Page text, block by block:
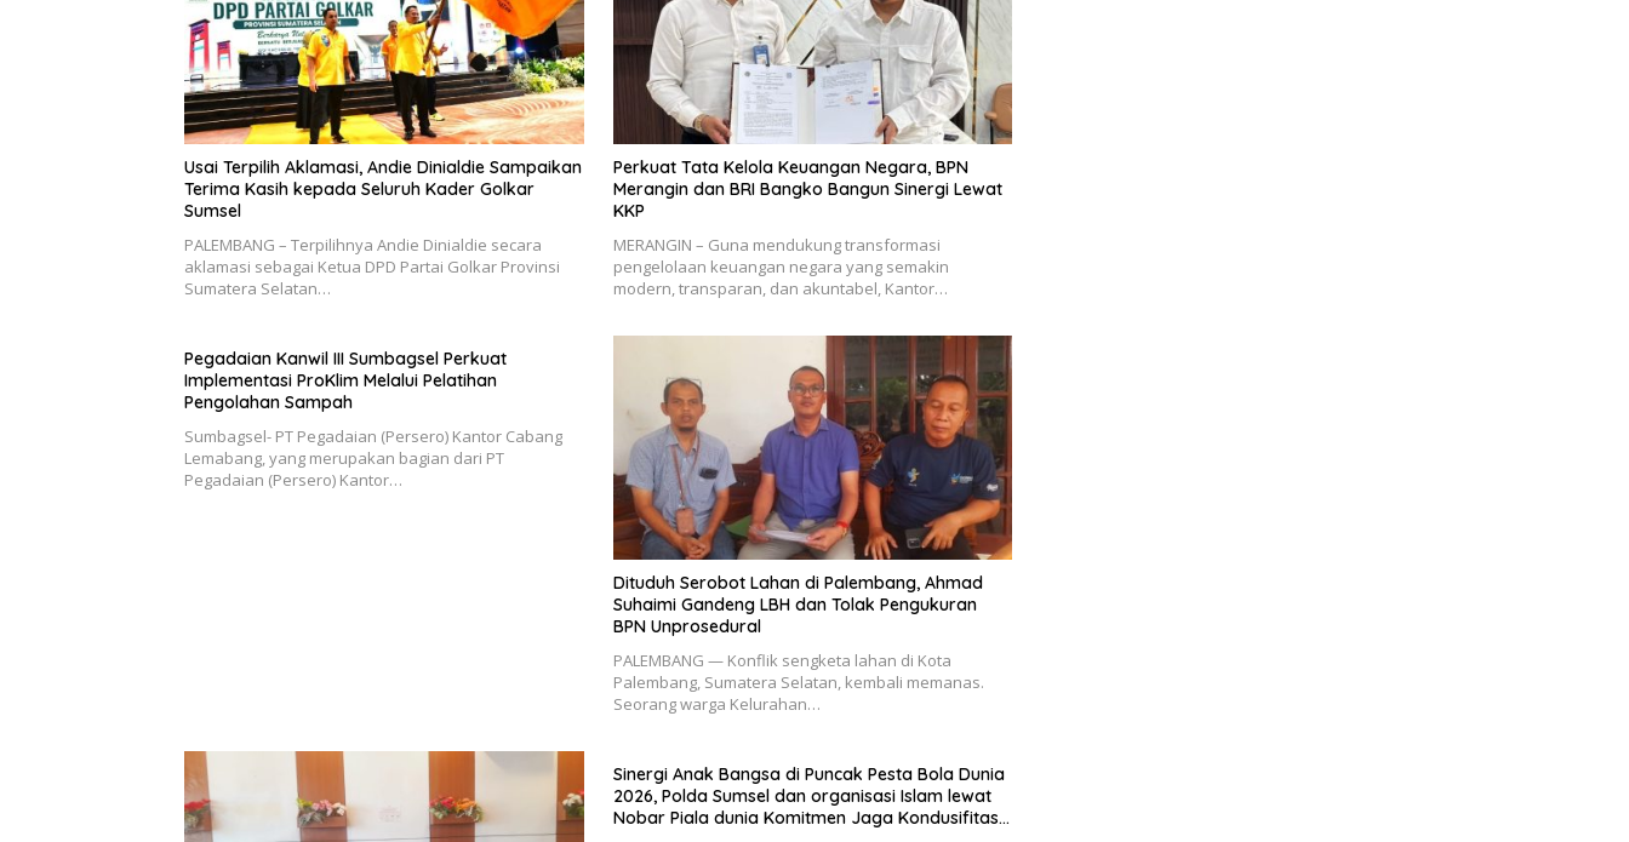
Usai Terpilih Aklamasi, Andie Dinialdie Sampaikan
Terima Kasih kepada Seluruh Kader Golkar
Sumsel
PALEMBANG – Terpilihnya Andie Dinialdie secara
aklamasi sebagai Ketua DPD Partai Golkar Provinsi
Sumatera Selatan…
Perkuat Tata Kelola Keuangan Negara, BPN
Merangin dan BRI Bangko Bangun Sinergi Lewat
KKP
MERANGIN – Guna mendukung transformasi
pengelolaan keuangan negara yang semakin
modern, transparan, dan akuntabel, Kantor…
Pegadaian Kanwil III Sumbagsel Perkuat
Implementasi ProKlim Melalui Pelatihan
Pengolahan Sampah
Sumbagsel- PT Pegadaian (Persero) Kantor Cabang
Lemabang, yang merupakan bagian dari PT
Pegadaian (Persero) Kantor…
Dituduh Serobot Lahan di Palembang, Ahmad
Suhaimi Gandeng LBH dan Tolak Pengukuran
BPN Unprosedural
PALEMBANG — Konflik sengketa lahan di Kota
Palembang, Sumatera Selatan, kembali memanas.
Seorang warga Kelurahan…
Sinergi Anak Bangsa di Puncak Pesta Bola Dunia
2026, Polda Sumsel dan organisasi Islam lewat
Nobar Piala dunia Komitmen Jaga Kondusifitas